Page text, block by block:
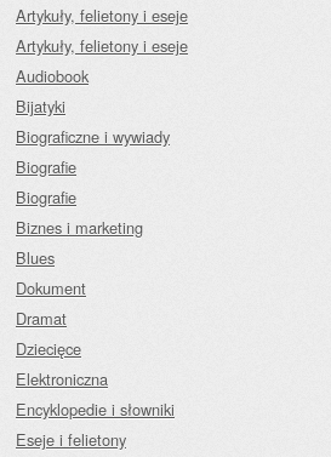
Artykuły, felietony i eseje
Artykuły, felietony i eseje
Audiobook
Bijatyki
Biograficzne i wywiady
Biografie
Biografie
Biznes i marketing
Blues
Dokument
Dramat
Dziecięce
Elektroniczna
Encyklopedie i słowniki
Eseje i felietony